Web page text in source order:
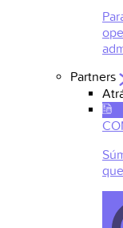
Partners